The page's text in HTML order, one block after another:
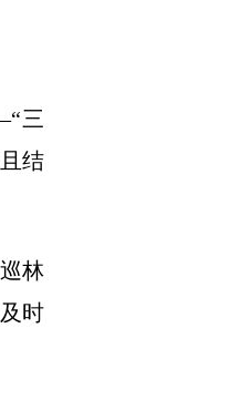
三
结
林
时